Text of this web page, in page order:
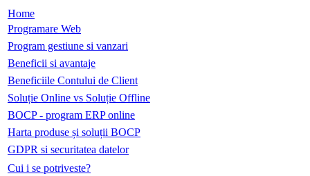
Home
Programare Web
Program gestiune si vanzari
Beneficii si avantaje
Beneficiile Contului de Client
Soluție Online vs Soluție Offline
BOCP - program ERP online
Harta produse și soluții BOCP
GDPR si securitatea datelor
Cui i se potriveste?